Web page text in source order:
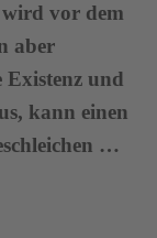
wird vor dem
aber
Existenz und
kann einen
…